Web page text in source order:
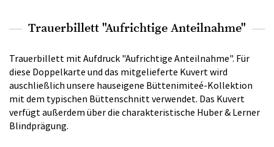
Trauerbillett "Aufrichtige Anteilnahme"
Trauerbillett mit Aufdruck "Aufrichtige Anteilnahme". Für
diese Doppelkarte und das mitgelieferte Kuvert wird
auschließlich unsere hauseigene Büttenimiteé-Kollektion
mit dem typischen Büttenschnitt verwendet. Das Kuvert
verfügt außerdem über die charakteristische Huber & Lerner
Blindprägung.